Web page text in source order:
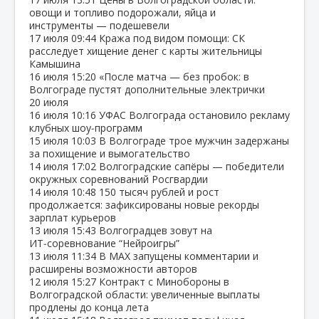
овощи и топливо подорожали, яйца и
инструменты — подешевели
17 июля 09:44 Кража под видом помощи: СК
расследует хищение денег с карты жительницы
Камышина
16 июля 15:20 «После матча — без пробок: в
Волгограде пустят дополнительные электрички
20 июля
16 июля 10:16 УФАС Волгограда остановило рекламу
клубных шоу‑программ
15 июля 10:03 В Волгограде трое мужчин задержаны
за похищение и вымогательство
14 июля 17:02 Волгоградские сапёры — победители
окружных соревнований Росгвардии
14 июля 10:48 150 тысяч рублей и рост
продолжается: зафиксированы новые рекорды
зарплат курьеров
13 июля 15:43 Волгоградцев зовут на
ИТ‑соревнование “Нейроигры”
13 июля 11:34 В МАХ запущены комментарии и
расширены возможности авторов
12 июля 15:27 Контракт с Минобороны в
Волгоградской области: увеличенные выплаты
продлены до конца лета